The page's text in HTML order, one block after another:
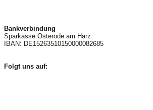
Bankverbindung
Sparkasse Osterode am Harz
IBAN: DE15263510150000082685
Folgt uns auf: